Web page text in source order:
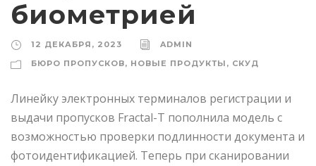
биометрией
12 ДЕКАБРЯ, 2023
ADMIN
БЮРО ПРОПУСКОВ, НОВЫЕ ПРОДУКТЫ , СКУД
Линейку электронных терминалов регистрации и
выдачи пропусков Fractal-T пополнила модель с
возможностью проверки подлинности документа и
фотоидентификацией. Теперь при сканировании